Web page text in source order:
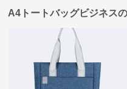
A4トートバッグビジネス